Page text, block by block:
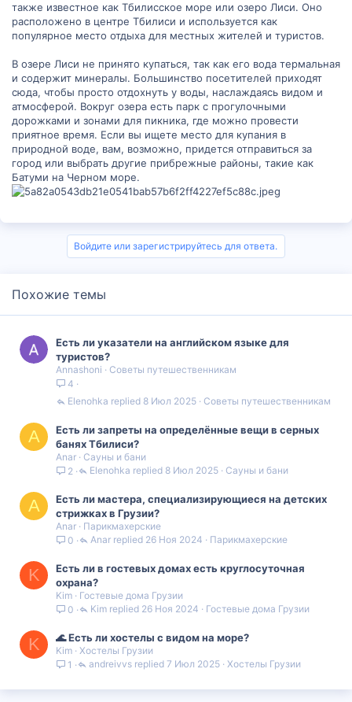
также известное как Тбилисское море или озеро Лиси. Оно
расположено в центре Тбилиси и используется как
популярное место отдыха для местных жителей и туристов.
В озере Лиси не принято купаться, так как его вода термальная
и содержит минералы. Большинство посетителей приходят
сюда, чтобы просто отдохнуть у воды, наслаждаясь видом и
атмосферой. Вокруг озера есть парк с прогулочными
дорожками и зонами для пикника, где можно провести
приятное время. Если вы ищете место для купания в
природной воде, вам, возможно, придется отправиться за
город или выбрать другие прибрежные районы, такие как
Батуми на Черном море.
Войдите или зарегистрируйтесь для ответа.
Похожие темы
Есть ли указатели на английском языке для
туристов?
Annashoni
Советы путешественникам
4
Советы путешественникам
8 Июл 2025
Elenohka
A
Есть ли запреты на определённые вещи в серных
банях Тбилиси?
Anar Сауны и бани
2
Сауны и бани
8 Июл 2025
Elenohka
A
Есть ли мастера, специализирующиеся на детских
стрижках в Грузии?
Anar
Парикмахерские
0
Парикмахерские
26 Ноя 2024
Anar
K
Есть ли в гостевых домах есть круглосуточная
охрана?
Kim
Гостевые дома Грузии
0
Гостевые дома Грузии
26 Ноя 2024
Kim
K 🌊 Есть ли хостелы с видом на море?
Kim Хостелы Грузии
1
Хостелы Грузии
7 Июл 2025
andreivvs